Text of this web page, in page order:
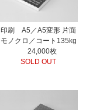
印刷 A5／A5変形 片面
モノクロ／コート135kg
24,000枚
SOLD OUT